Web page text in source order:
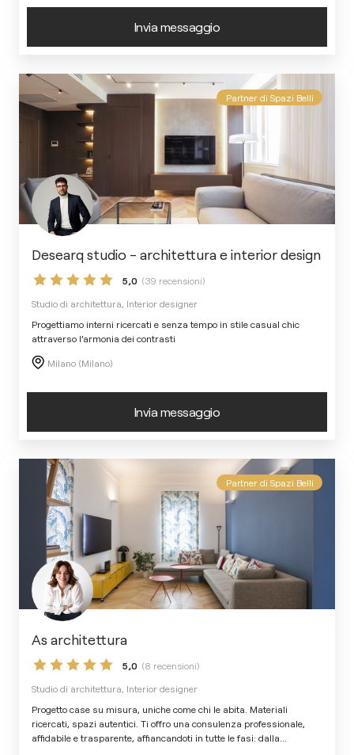
Invia messaggio
Partner di Spazi Belli
Desearq studio - architettura e interior design
5,0 (39 recensioni)
Studio di architettura, Interior designer
Progettiamo interni ricercati e senza tempo in stile casual chic
attraverso l’armonia dei contrasti
Milano (Milano)
Invia messaggio
Partner di Spazi Belli
As architettura
5,0 (8 recensioni)
Studio di architettura, Interior designer
Progetto case su misura, uniche come chi le abita. Materiali
ricercati, spazi autentici. Ti offro una consulenza professionale,
affidabile e trasparente, affiancandoti in tutte le fasi: dalla